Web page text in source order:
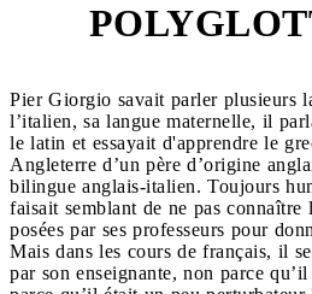
Pier Giorgio savait parler plusieurs
l’italien, sa langue maternelle, il
le latin et essayait d'apprendre le
Angleterre d’un père d’origine
bilingue anglais-italien. Toujours
faisait semblant de ne pas connaître
posées par ses professeurs pour
Mais dans les cours de français, il
par son enseignante, non parce